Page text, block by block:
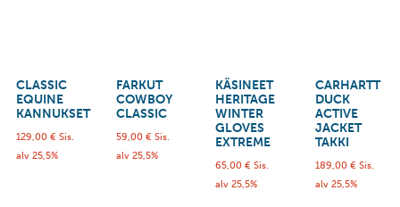
CLASSIC
EQUINE
KANNUKSET
129,00 € Sis.
alv 25,5%
FARKUT
COWBOY
CLASSIC
59,00 € Sis.
alv 25,5%
KÄSINEET
HERITAGE
WINTER
GLOVES
EXTREME
65,00€ Sis.
alv 25,5%
CARHARTT
DUCK
ACTIVE
JACKET
TAKKI
189,00 € Sis.
alv 25,5%